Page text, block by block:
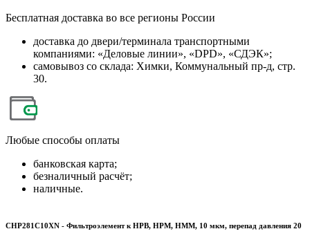
Бесплатная доставка во все регионы России
доставка до двери/терминала транспортными
компаниями: «Деловые линии», «DPD», «СДЭК»;
самовывоз со склада: Химки, Коммунальный пр-д, стр.
30.
Любые способы оплаты
банковская карта;
безналичный расчёт;
наличные.
CHP281C10XN - Фильтроэлемент к HPB, HPM, HMM, 10 мкм, перепад давления 20